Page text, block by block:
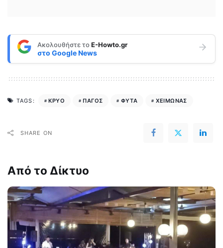
Ακολουθήστε τοE-Howto.gr
στο Google News
TAGS: ΚΡΥΟ ΠΑΓΟΣ ΦΥΤΑ ΧΕΙΜΩΝΑΣ
SHARE ON
Από το Δίκτυο